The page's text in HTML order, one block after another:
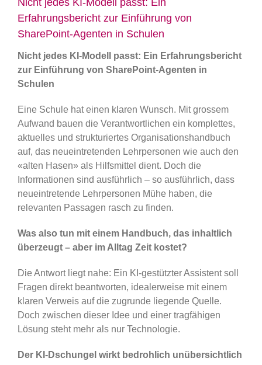
Nicht jedes KI-Modell passt: Ein
Erfahrungsbericht zur Einführung von
SharePoint-Agenten in Schulen
Nicht jedes KI-Modell passt: Ein Erfahrungsbericht
zur Einführung von SharePoint-Agenten in
Schulen
Eine Schule hat einen klaren Wunsch. Mit grossem
Aufwand bauen die Verantwortlichen ein komplettes,
aktuelles und strukturiertes Organisationshandbuch
auf, das neueintretenden Lehrpersonen wie auch den
«alten Hasen» als Hilfsmittel dient. Doch die
Informationen sind ausführlich – so ausführlich, dass
neueintretende Lehrpersonen Mühe haben, die
relevanten Passagen rasch zu finden.
Was also tun mit einem Handbuch, das inhaltlich
überzeugt – aber im Alltag Zeit kostet?
Die Antwort liegt nahe: Ein KI-gestützter Assistent soll
Fragen direkt beantworten, idealerweise mit einem
klaren Verweis auf die zugrunde liegende Quelle.
Doch zwischen dieser Idee und einer tragfähigen
Lösung steht mehr als nur Technologie.
Der KI-Dschungel wirkt bedrohlich unübersichtlich